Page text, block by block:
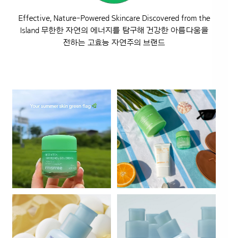
Effective, Nature-Powered Skincare Discovered from the
Island 무한한 자연의 에너지를 탐구해 건강한 아름다움을
전하는 고효능 자연주의 브랜드